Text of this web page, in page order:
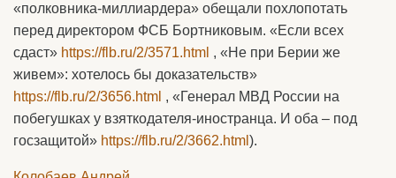
«полковника-миллиардера» обещали похлопотать
перед директором ФСБ Бортниковым. «Если всех
сдаст» https://flb.ru/2/3571.html , «Не при Берии же
живем»: хотелось бы доказательств»
https://flb.ru/2/3656.html , «Генерал МВД России на
побегушках у взяткодателя-иностранца. И оба – под
госзащитой» https://flb.ru/2/3662.html ).